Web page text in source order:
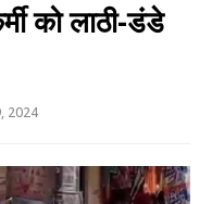
को लाठी-डंडे
2024